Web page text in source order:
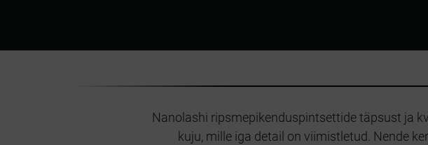
Nanolashi ripsmepikenduspintsettide täpsust ja
kuju, mille iga detail on viimistletud. Nende